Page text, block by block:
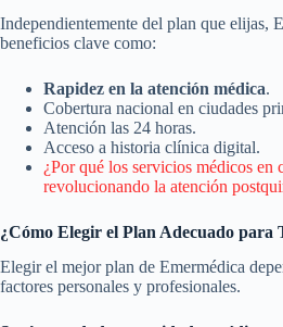
Independientemente del plan que elijas,
beneficios clave como:
Rapidez en la atención médica.
Cobertura nacional en ciudades
Atención las 24 horas.
Acceso a historia clínica digital.
¿Por qué los servicios médicos en
revolucionando la atención
¿Cómo Elegir el Plan Adecuado para
Elegir el mejor plan de Emermédica
factores personales y profesionales.